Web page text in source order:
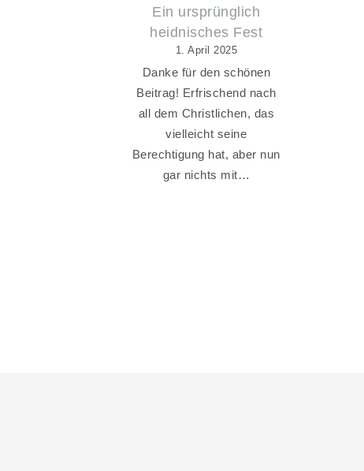
Ein ursprünglich
heidnisches Fest
1. April 2025
Danke für den schönen
Beitrag! Erfrischend nach
all dem Christlichen, das
vielleicht seine
Berechtigung hat, aber nun
gar nichts mit…